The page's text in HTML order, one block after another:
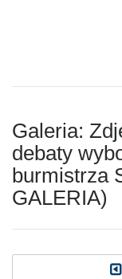
Galeria:
debaty
burmistrza
GALERIA)